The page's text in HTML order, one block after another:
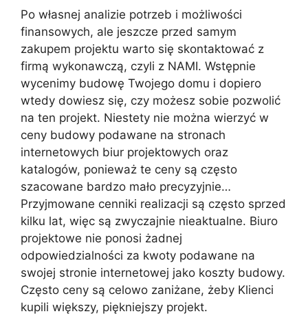
Po własnej analizie potrzeb i możliwości
finansowych, ale jeszcze przed samym
zakupem projektu warto się skontaktować z
firmą wykonawczą, czyli z NAMI. Wstępnie
wycenimy budowę Twojego domu i dopiero
wtedy dowiesz się, czy możesz sobie pozwolić
na ten projekt. Niestety nie można wierzyć w
ceny budowy podawane na stronach
internetowych biur projektowych oraz
katalogów, ponieważ te ceny są często
szacowane bardzo mało precyzyjnie…
Przyjmowane cenniki realizacji są często sprzed
kilku lat, więc są zwyczajnie nieaktualne. Biuro
projektowe nie ponosi żadnej
odpowiedzialności za kwoty podawane na
swojej stronie internetowej jako koszty budowy.
Często ceny są celowo zaniżane, żeby Klienci
kupili większy, piękniejszy projekt.